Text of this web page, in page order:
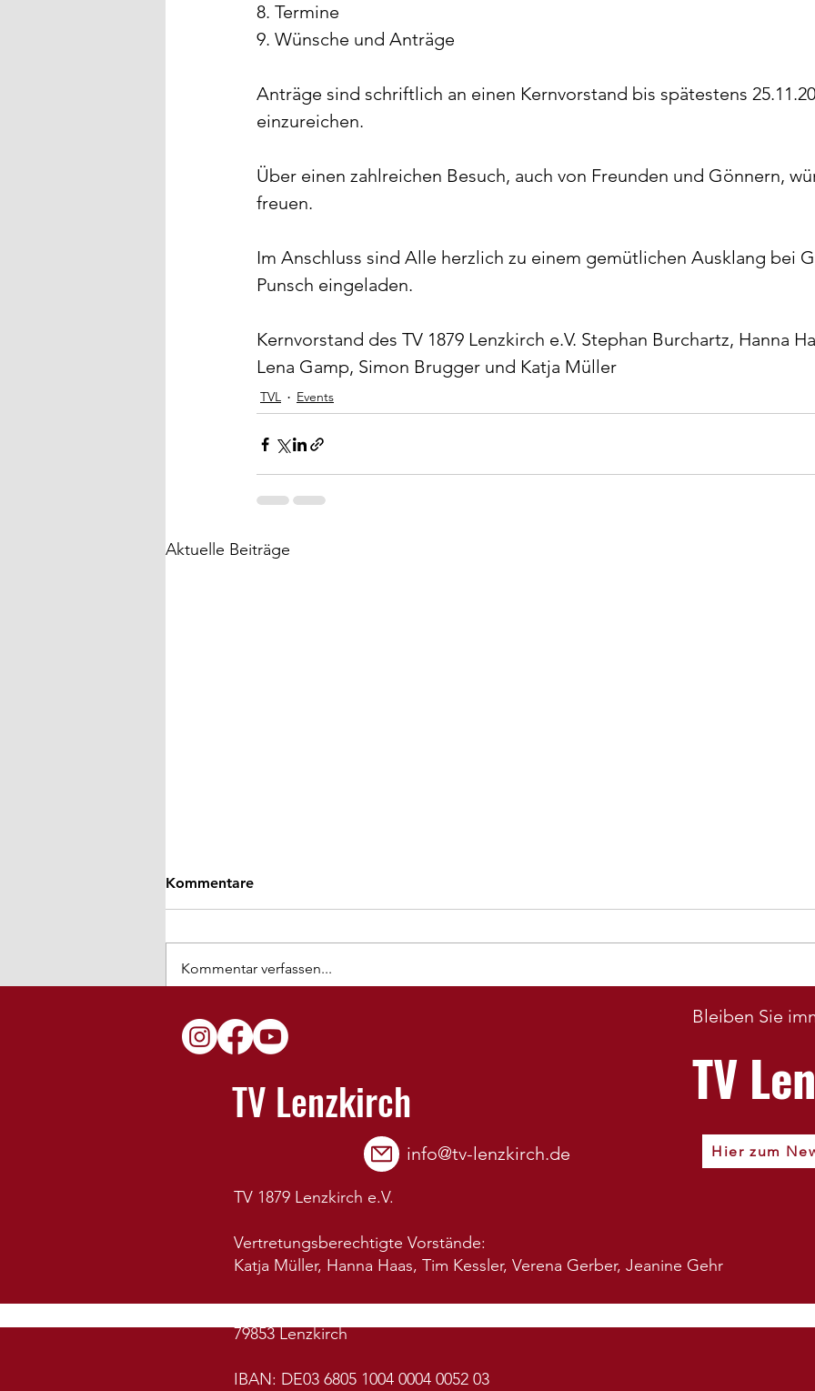
8. Termine
9. Wünsche und Anträge
Anträge sind schriftlich an einen Kernvorstand bis spätestens
einzureichen.
Über einen zahlreichen Besuch, auch von Freunden und Gönnern,
freuen.
Im Anschluss sind Alle herzlich zu einem gemütlichen Ausklang bei
Punsch eingeladen.
Kernvorstand des TV 1879 Lenzkirch e.V. Stephan Burchartz, Hanna
Lena Gamp, Simon Brugger und Katja Müller
TVL Events
Aktuelle Beiträge
aktuelle Öffnungszeiten
Geschäftsstelle
Kommentare
Kommentar verfassen...
info@tv-lenzkirch.de
Bleiben Sie
TV
Hier zum
TV Lenzkirch
TV 1879 Lenzkirch e.V.
Vertretungsberechtigte Vorstände:
Katja Müller, Hanna Haas, Tim Kessler, Verena Gerber, Jeanine Gehr
79853 Lenzkirch
IBAN: DE03 6805 1004 0004 0052 03